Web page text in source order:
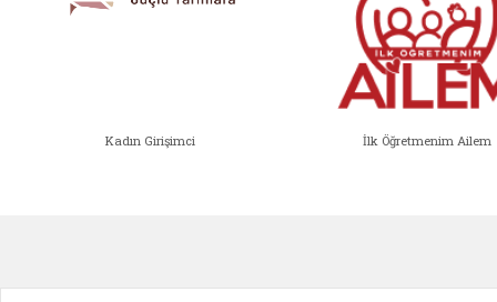
Kadın Girişimci İlk Öğretmenim Ailem